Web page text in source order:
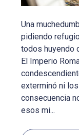
Una
pidiendo
todos huyendo
El Imperio
exterminó ni
consecuencia
esos mi...